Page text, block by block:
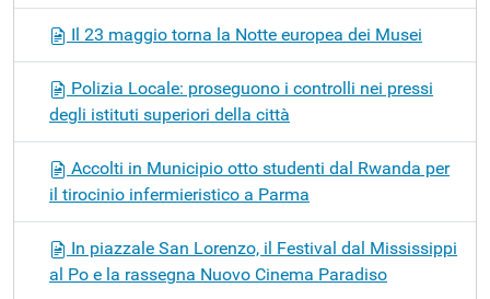
Il 23 maggio torna la Notte europea dei Musei
Polizia Locale: proseguono i controlli nei pressi
degli istituti superiori della città
Accolti in Municipio otto studenti dal Rwanda per
il tirocinio infermieristico a Parma
In piazzale San Lorenzo, il Festival dal Mississippi
al Po e la rassegna Nuovo Cinema Paradiso